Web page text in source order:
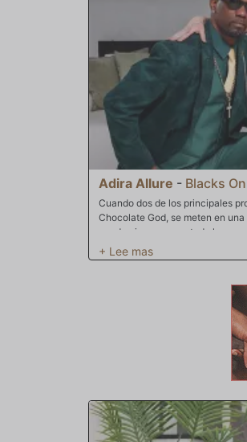
Adira Allure - Blacks
Cuando dos de los principales
Chocolate God, se meten en
pueden impregnar a toda la
importancia de que Slim Poke
algunos de los mayores éxitos
durante su lucha. Después de
rosado de ella. Incluso habían
qué no estar dentro de ella al
construidas con dos agujeros y
God y Slim Poke se
podría ser una solución amable.
ondeaban en la cara feliz de la
trasera. La doble penetración
preadolescente se retorció en
comenzar. Oh, de hecho,